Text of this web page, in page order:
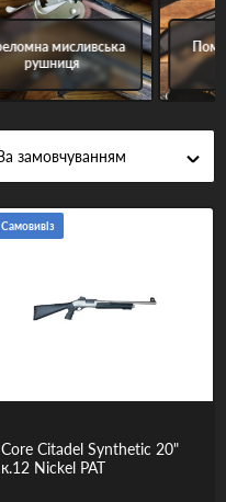
мисливська
рушниця
Самовивіз
Core Citadel Synthetic 20"
к.12 Nickel PAT